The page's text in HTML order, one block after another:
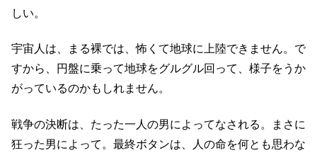
しい。
宇宙人は、まる裸では、怖くて地球に上陸できません。で
すから、円盤に乗って地球をグルグル回って、様子をうか
がっているのかもしれません。
戦争の決断は、たった一人の男によってなされる。まさに
狂った男によって。最終ボタンは、人の命を何とも思わな